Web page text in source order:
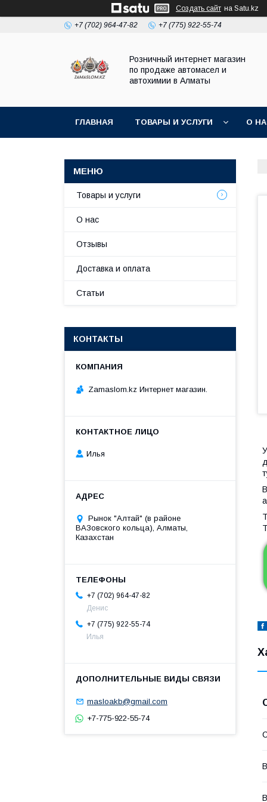
Создать сайт на Satu.kz
+7 (702) 964-47-82 +7 (775) 922-55-74
Розничный интернет магазин
по продаже автомасел и
автохимии в Алматы
ГЛАВНАЯ ТОВАРЫ И УСЛУГИ О
Товары и услуги
О нас
Отзывы
Доставка и оплата
Статьи
КОНТАКТЫ
Zamaslom.kz Интернет магазин.
Илья
Рынок "Алтай" (в районе
ВАЗовского кольца), Алматы,
Казахстан
+7 (702) 964-47-82
Денис
+7 (775) 922-55-74
Илья
masloakb@gmail.com
+7-775-922-55-74